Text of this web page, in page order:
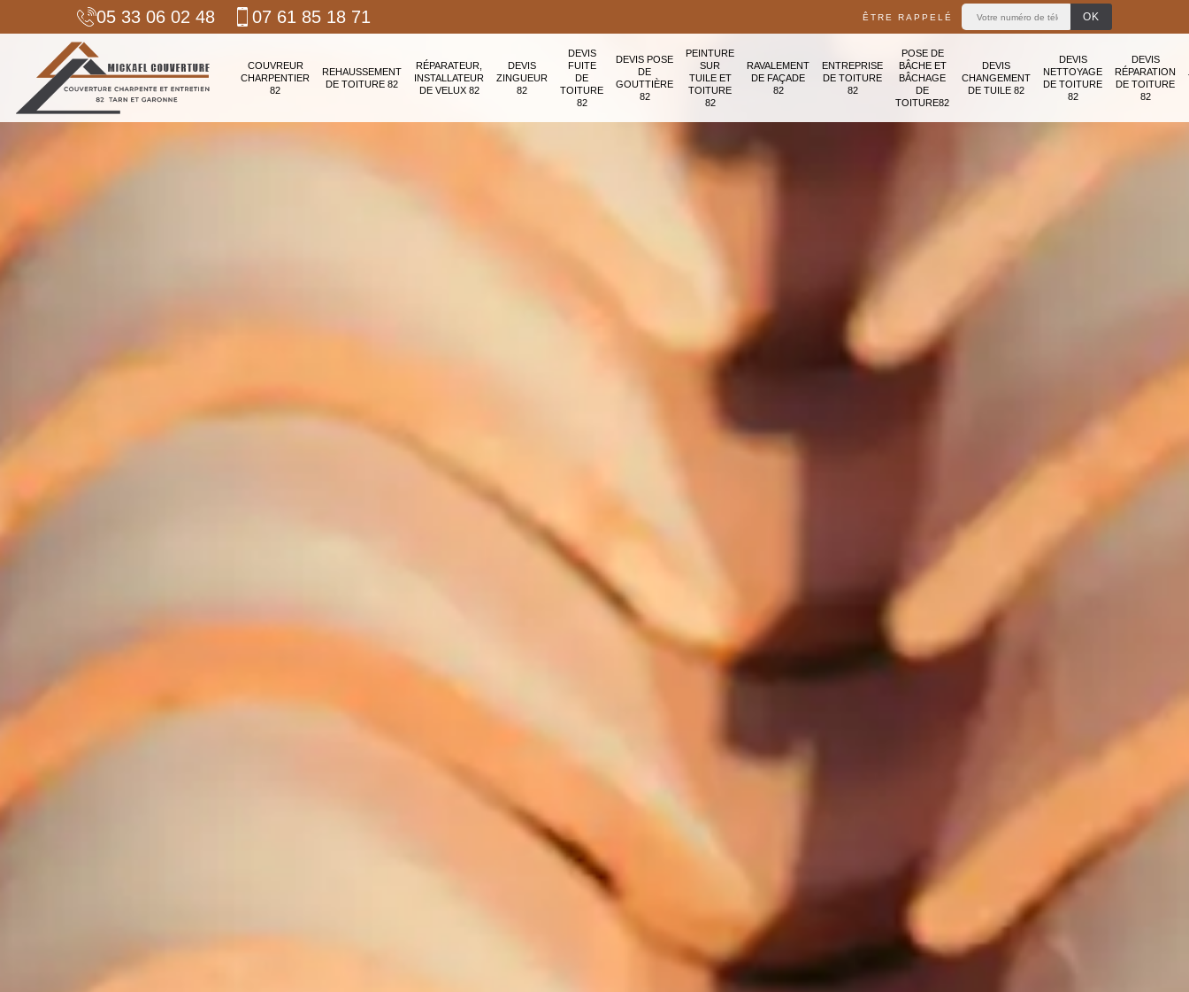
05 33 06 02 48 07 61 85 18 71 ÊTRE RAPPELÉ
COUVREUR
CHARPENTIER
82
REHAUSSEMENT
DE TOITURE 82
RÉPARATEUR,
INSTALLATEUR
DE VELUX 82
DEVIS
ZINGUEUR
82
DEVIS
FUITE
DE
TOITURE
82
DEVIS POSE
DE
GOUTTIÈRE
82
PEINTURE
SUR
TUILE ET
TOITURE
82
RAVALEMENT
DE FAÇADE
82
ENTREPRISE
DE TOITURE
82
POSE DE
BÂCHE ET
BÂCHAGE
DE
TOITURE82
DEVIS
CHANGEMENT
DE TUILE 82
DEVIS
NETTOYAGE
DE TOITURE
82
DEVIS
RÉPARATION
DE TOITURE
82